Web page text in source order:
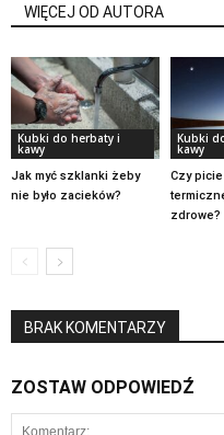
WIĘCEJ OD AUTORA
Kubki do herbaty i
kawy
Jak myć szklanki żeby
nie było zacieków?
Kubki
kawy
Czy
zdrowe?
BRAK KOMENTARZY
ZOSTAW ODPOWIEDŹ